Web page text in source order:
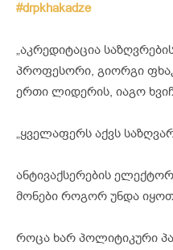
#drpkhakadze
„აკრედიტაცია
პროფესორი, გიორგი
ერთი ლიდერის, იაგო
„ყველაფერს აქვს
ანტივაქსერების
მონები როგორ უნდა
როცა ხარ პოლიტიკური